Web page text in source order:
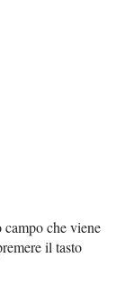
che viene
il tasto